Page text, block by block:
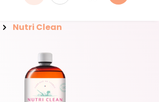
Nutri Clean